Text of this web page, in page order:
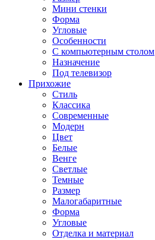
Мини стенки
Форма
Угловые
Особенности
С компьютерным столом
Назначение
Под телевизор
Прихожие
Стиль
Классика
Современные
Модерн
Цвет
Белые
Венге
Светлые
Темные
Размер
Малогабаритные
Форма
Угловые
Отделка и материал